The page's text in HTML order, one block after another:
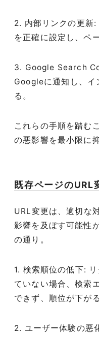
2. 内部リンクの更新
を正確に設定し、ペ
3. Google Search
Googleに通知し、イ
る。
これらの手順を踏む
の悪影響を最小限に
既存ページのURL
URL変更は、適切な
影響を及ぼす可能性
の通り。
1. 検索順位の低下:
ていない場合、検索
できず、順位が下がる
2. ユーザー体験の悪